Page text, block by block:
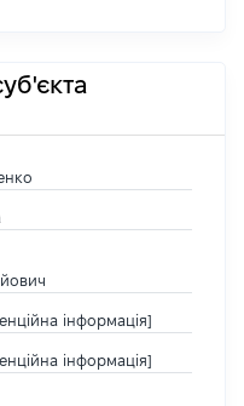
інформація]
інформація]